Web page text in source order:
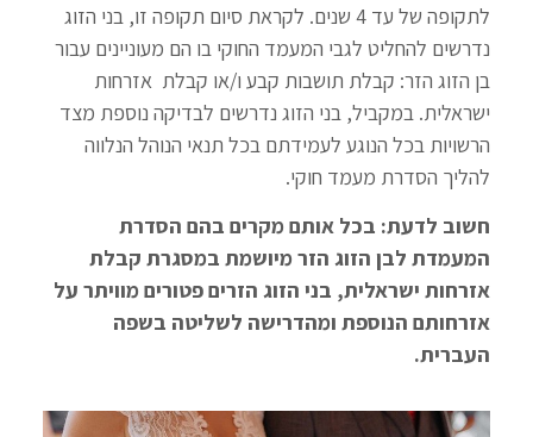
לתקופה של עד 4 שנים. לקראת סיום תקופה זו, בני הזוג
נדרשים להחליט לגבי המעמד החוקי בו הם מעוניינים עבור
בן הזוג הזר: קבלת תושבות קבע ו/או קבלת אזרחות
ישראלית. במקביל, בני הזוג נדרשים לבדיקה נוספת מצד
הרשויות בכל הנוגע לעמידתם בכל תנאי הנוהל הנלווה
להליך הסדרת מעמד חוקי.
חשוב לדעת: בכל אותם מקרים בהם הסדרת
המעמדת לבן הזוג הזר מיושמת במסגרת קבלת
אזרחות ישראלית, בני הזוג הזרים פטורים מוויתר על
אזרחותם הנוספת ומהדרישה לשליטה בשפה
העברית.